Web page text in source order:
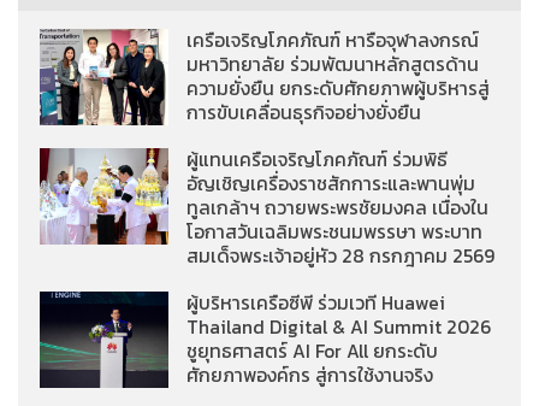
เครือเจริญโภคภัณฑ์ หารือจุฬาลงกรณ์
มหาวิทยาลัย ร่วมพัฒนาหลักสูตรด้าน
ความยั่งยืน ยกระดับศักยภาพผู้บริหารสู่
การขับเคลื่อนธุรกิจอย่างยั่งยืน
ผู้แทนเครือเจริญโภคภัณฑ์ ร่วมพิธี
อัญเชิญเครื่องราชสักการะและพานพุ่ม
ทูลเกล้าฯ ถวายพระพรชัยมงคล เนื่องใน
โอกาสวันเฉลิมพระชนมพรรษา พระบาท
สมเด็จพระเจ้าอยู่หัว 28 กรกฎาคม 2569
ผู้บริหารเครือซีพี ร่วมเวที Huawei
Thailand Digital & AI Summit 2026
ชูยุทธศาสตร์ AI For All ยกระดับ
ศักยภาพองค์กร สู่การใช้งานจริง